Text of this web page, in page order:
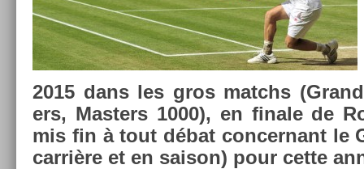
2015 dans les gros matchs
ers, Mast­ers 1000), en fin­ale de
mis fin à tout débat con­cer­nant le
carrière et en saison) pour cette